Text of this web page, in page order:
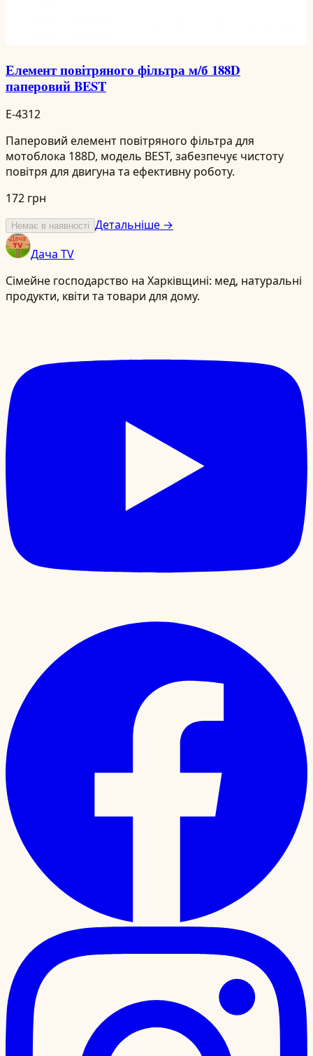
Елемент повітряного фільтра м/б 188D
паперовий BEST
E-4312
Паперовий елемент повітряного фільтра для
мотоблока 188D, модель BEST, забезпечує чистоту
повітря для двигуна та ефективну роботу.
172 грн
Немає в наявності Детальніше →
Дача TV
Сімейне господарство на Харківщині: мед, натуральні
продукти, квіти та товари для дому.